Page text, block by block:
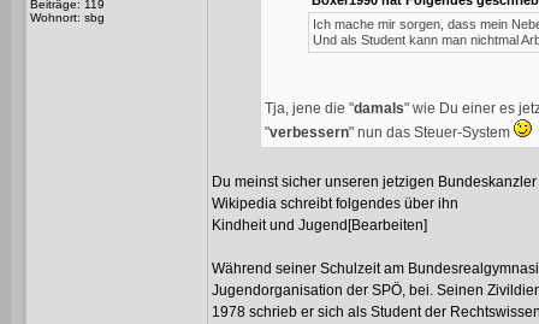
Beiträge: 119
Wohnort: sbg
Ich mache mir sorgen, dass mein
Und als Student kann man nichtmal
Tja, jene die "damals" wie Du einer es
"verbessern" nun das Steuer-System
Du meinst sicher unseren jetzigen
Wikipedia schreibt folgendes über ihn
Kindheit und Jugend[Bearbeiten]
Während seiner Schulzeit am
Jugendorganisation der SPÖ, bei. Seinen
1978 schrieb er sich als Student der